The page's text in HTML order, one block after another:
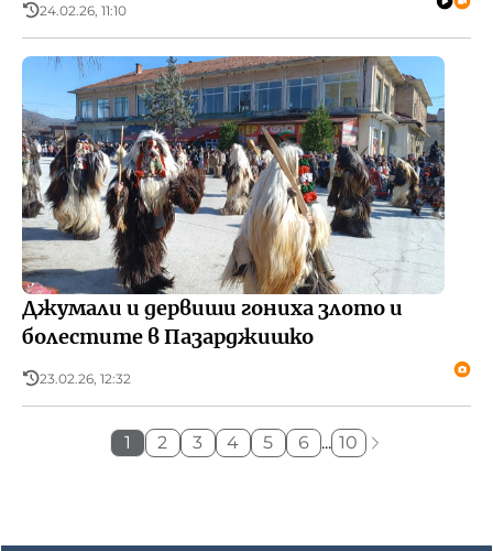
24.02.26, 11:10
Джумали и дервиши гониха злото и
болестите в Пазарджишко
23.02.26, 12:32
1 2 3 4 5 6 ... 10